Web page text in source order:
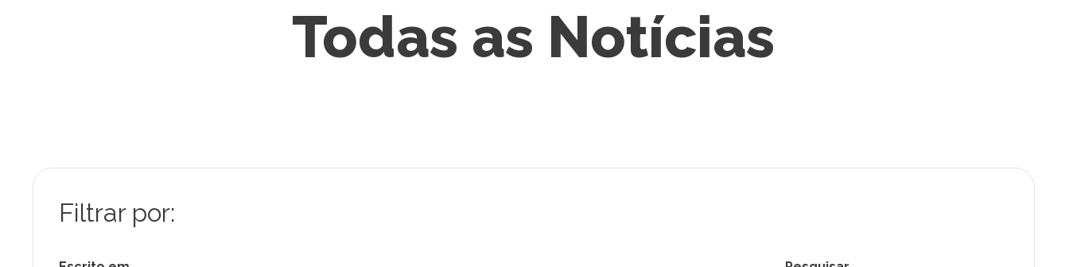
Todas as Notícias